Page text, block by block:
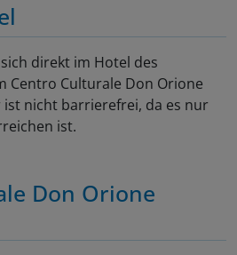
direkt im Hotel des
Centro Culturale Don Orione
ist nicht barrierefrei, da es nur
ist.
Don Orione